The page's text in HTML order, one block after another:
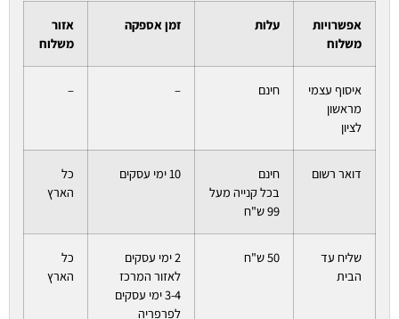
אפשרויות
משלוח
עלות זמן אספקה
אזור
משלוח
איסוף עצמי
מראשון
לציון
חינם –
–
דואר רשום
חינם
בכל קנייה מעל
99 ש"ח
10 ימי עסקים
כל
הארץ
שליח עד
הבית
50 ש"ח
2 ימי עסקים
לאזור המרכז
3-4 ימי עסקים
לפרפריה
כל
הארץ